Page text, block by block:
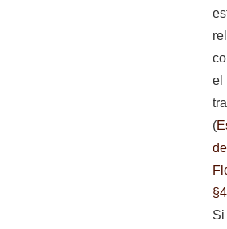
el
(
de
Si